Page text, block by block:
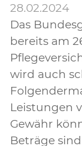
28.02.2024
Das
bereits am
wird auch
Leistungen
Gewähr
Beträge